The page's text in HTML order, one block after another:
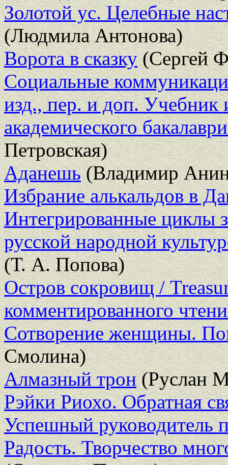
Золотой ус. Целебные
(Людмила Антонова)
Ворота в сказку(Сергей
Социальные
изд., пер. и доп. Учебник
академического
Петровская)
Аданешь(Владимир
Избрание алькальдов в
Интегрированные циклы
русской народной
(Т. А. Попова)
Остров сокровищ /
комментированного
Сотворение женщины.
Смолина)
Алмазный трон(Руслан
Рэйки Риохо. Обратная
Успешный руководитель
Радость. Творчество